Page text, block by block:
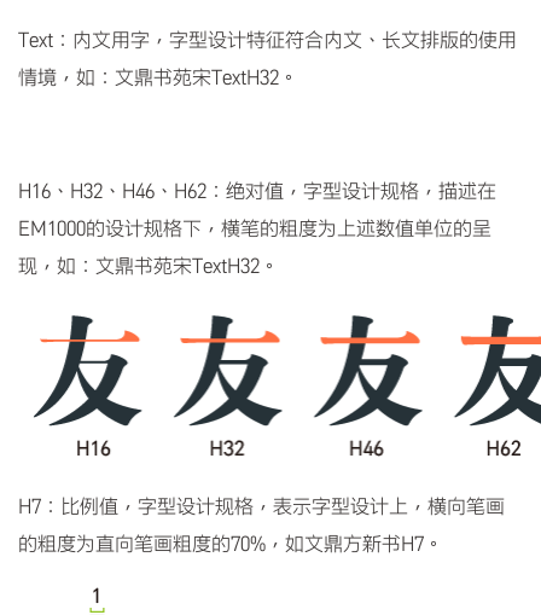
Text：内文用字，字型设计特征符合内文、长文排版的使用
情境，如：文鼎书苑宋TextH32。
H16、H32、H46、H62：绝对值，字型设计规格，描述在
EM1000的设计规格下，横笔的粗度为上述数值单位的呈
现，如：文鼎书苑宋TextH32。
H7：比例值，字型设计规格，表示字型设计上，横向笔画
的粗度为直向笔画粗度的70%，如文鼎方新书H7。